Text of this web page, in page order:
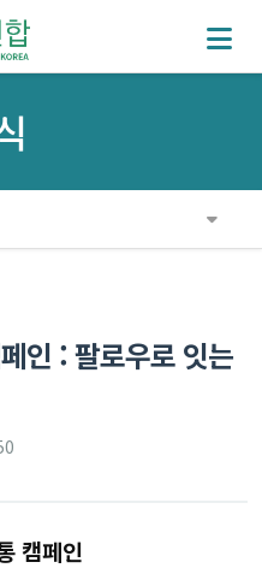
인 : 팔로우로 잇는
캠페인